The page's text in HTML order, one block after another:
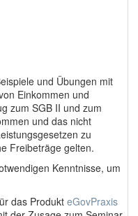
und Übungen mit
Einkommen und
zum SGB II und zum
und das nicht
zu
Freibeträge gelten.
Kenntnisse, um
das Produkt eGovPraxis